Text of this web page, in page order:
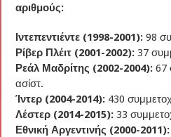
αριθμούς:
Ιντεπεντιέντε (1998-2001): 98
Ρίβερ Πλέιτ (2001-2002): 37
Ρεάλ Μαδρίτης (2002-2004): 67
ασίστ.
Ίντερ (2004-2014): 430
Λέστερ (2014-2015): 33
Εθνική Αργεντινής (2000-2011):